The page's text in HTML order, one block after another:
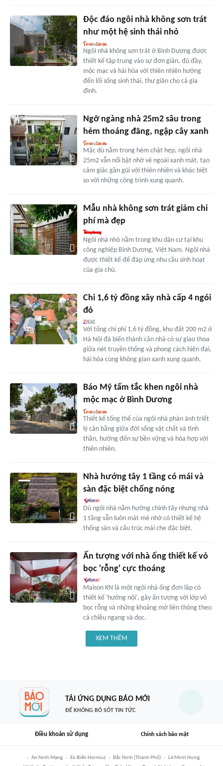
Độc đáo ngôi nhà không sơn trát
như một hệ sinh thái nhỏ
Ngôi nhà không sơn trát ở Bình Dương được
thiết kế tập trung vào sự đơn giản, đủ đầy,
mộc mạc và hài hòa với thiên nhiên hướng
đến lối sống sinh thái, thư giãn cho cả gia
đình.
Ngỡ ngàng nhà 25m2 sâu trong
hẻm thoáng đãng, ngập cây xanh
Mặc dù nằm trong hẻm chật hẹp, ngôi nhà
25m2 vẫn nổi bật nhờ vẻ ngoài xanh mát, tạo
cảm giác gần gũi với thiên nhiên và khác biệt
so với những công trình xung quanh.
Mẫu nhà không sơn trát giảm chi
phí mà đẹp
Ngôi nhà nhỏ nằm trong khu dân cư tại khu
công nghiệp Bình Dương, Việt Nam. Ngôi nhà
được thiết kế để đáp ứng nhu cầu sinh hoạt
của gia chủ.
Chi 1,6 tỷ đồng xây nhà cấp 4 ngói
đỏ
Với tổng chi phí 1,6 tỷ đồng, khu đất 200 m2 ở
Hà Nội đã biến thành căn nhà có sự giao thoa
giữa nét truyền thống và phong cách hiện đại,
hài hòa cùng không gian xanh xung quanh.
Báo Mỹ tấm tắc khen ngôi nhà
mộc mạc ở Bình Dương
Thiết kế tổng thể của ngôi nhà phản ánh triết
lý cân bằng giữa đời sống vật chất và tinh
thần, hướng đến sự bền vững và hòa hợp với
thiên nhiên.
Nhà hướng tây 1 tầng có mái và
sàn đặc biệt chống nóng
Dù ngôi nhà nằm hướng chính tây nhưng nhà
1 tầng vẫn luôn mát mẻ nhờ có thiết kế hệ
thống sàn và cấu trúc mái che đặc biệt.
Ấn tượng với nhà ống thiết kế vỏ
bọc 'rỗng' cực thoáng
Maison KN là một ngôi nhà ống đơn lập có
thiết kế 'hướng nội', gây ấn tượng với lớp vỏ
bọc rỗng và những khoảng mở liên thông theo
cả chiều ngang và dọc.
XEM THÊM
TẢI ỨNG DỤNG BÁO MỚI
ĐỂ KHÔNG BỎ SÓT TIN TỨC
Điều khoản sử dụng Chính sách bảo mật
An Ninh Mạng Eo Biển Hormuz Bắc Ninh (thành Phố)
Lê Minh Hưng